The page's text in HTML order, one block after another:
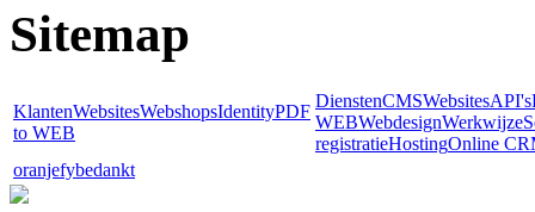
Sitemap
KlantenWebsitesWebshopsIdentityPDF
to WEB
DienstenCMSWebsitesAPI's
WEBWebdesignWerkwijze
registratieHostingOnline
oranjefybedankt